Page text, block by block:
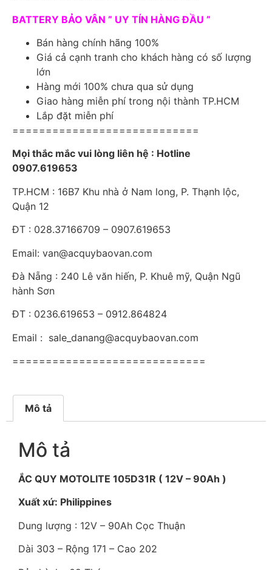
BATTERY BẢO VÂN ” UY TÍN HÀNG ĐẦU ”
Bán hàng chính hãng 100%
Giá cả cạnh tranh cho khách hàng có số lượng
lớn
Hàng mới 100% chưa qua sử dụng
Giao hàng miễn phí trong nội thành TP.HCM
Lắp đặt miễn phí
============================
Mọi thắc mắc vui lòng liên hệ : Hotline
0907.619653
TP.HCM : 16B7 Khu nhà ở Nam long, P. Thạnh lộc,
Quận 12
ĐT : 028.37166709 – 0907.619653
Email: van@acquybaovan.com
Đà Nẵng : 240 Lê văn hiến, P. Khuê mỹ, Quận Ngũ
hành Sơn
ĐT : 0236.619653 – 0912.864824
Email : sale_danang@acquybaovan.com
=============================
Mô tả
Mô tả
ẮC QUY MOTOLITE 105D31R ( 12V – 90Ah )
Xuất xứ: Philippines
Dung lượng : 12V – 90Ah Cọc Thuận
Dài 303 – Rộng 171 – Cao 202